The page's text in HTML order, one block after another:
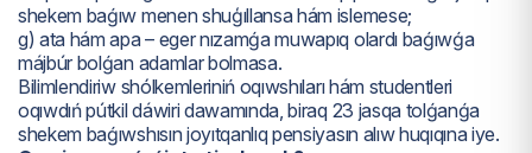
shekem baǵıw menen shuģıllansa hám islemese;
g) ata hám apa – eger nızamǵa muwapıq olardı baǵıwǵa
májbúr bolǵan adamlar bolmasa.
Bilimlendiriw shólkemleriniń oqıwshıları hám studentleri
oqıwdıń pútkil dáwiri dawamında, biraq 23 jasqa tolǵanǵa
shekem baǵıwshısın joyıtqanlıq pensiyasın alıw huqıqına iye.